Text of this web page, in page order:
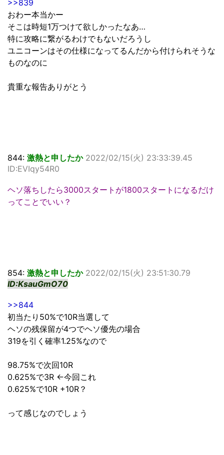
>>839
おわー本当かー
そこは時短1万つけて欲しかったなあ…
特に攻略に繋がるわけでもないだろうし
ユニコーンはその仕様になってるんだから付けられそうな
ものなのに
貴重な報告ありがとう
844: 激熱と申したか 2022/02/15(火) 23:33:39.45
ID:EVIqy54R0
ヘソ落ちしたら3000スタートが1800スタートになるだけ
ってことでいい？
854: 激熱と申したか 2022/02/15(火) 23:51:30.79
ID:KsauGmO70
>>844
初当たり50%で10R当選して
ヘソの残保留が4つでヘソ優先の場合
319を引く確率1.25%なので
98.75%で次回10R
0.625%で3R ←今回これ
0.625%で10R +10R？
って感じなのでしょう